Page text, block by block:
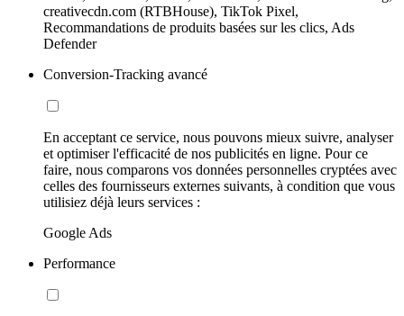
creativecdn.com (RTBHouse), TikTok Pixel,
Recommandations de produits basées sur les clics, Ads
Defender
Conversion-Tracking avancé
En acceptant ce service, nous pouvons mieux suivre, analyser
et optimiser l'efficacité de nos publicités en ligne. Pour ce
faire, nous comparons vos données personnelles cryptées avec
celles des fournisseurs externes suivants, à condition que vous
utilisiez déjà leurs services :
Google Ads
Performance